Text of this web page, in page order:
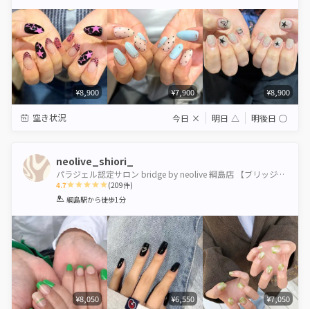
¥8,900 ¥7,900 ¥8,900
空き状況 今日 × 明日 △ 明後日 ◯
neolive_shiori_
パラジェル認定サロン bridge by neolive 綱島店 【ブリッジバイネオリーブ】
4.7
1 2 3 4 5
(209件)
綱島駅から徒歩1分
¥8,050 ¥6,550 ¥7,050